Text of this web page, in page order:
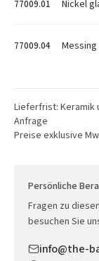
77009.01 Nickel
77009.04
Lieferfrist: Keramik
Anfrage
Preise exklusive
Persönliche
Fragen zu
besuchen Sie
info@the-